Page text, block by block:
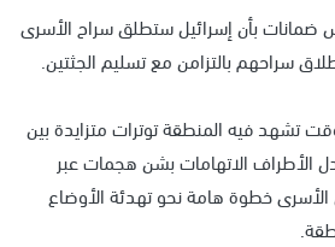
ضمانات بأن إسرائيل ستطلق سراح الأسرى
سراحهم بالتزامن مع تسليم الجثتين.
تشهد فيه المنطقة توترات متزايدة بين
الأطراف الاتهامات بشن هجمات عبر
الأسرى خطوة هامة نحو تهدئة الأوضاع